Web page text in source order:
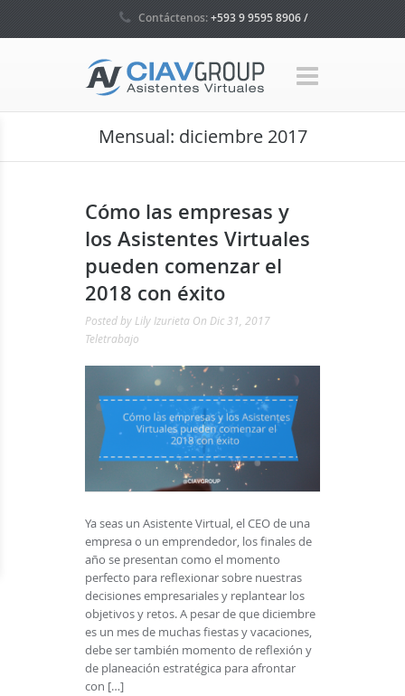
Contáctenos:+593 9 9595 8906 /
Mensual: diciembre 2017
Cómo las empresas y
los Asistentes Virtuales
pueden comenzar el
2018 con éxito
Posted by Lily Izurieta On Dic 31, 2017
Teletrabajo
Ya seas un Asistente Virtual, el CEO de una
empresa o un emprendedor, los finales de
año se presentan como el momento
perfecto para reflexionar sobre nuestras
decisiones empresariales y replantear los
objetivos y retos. A pesar de que diciembre
es un mes de muchas fiestas y vacaciones,
debe ser también momento de reflexión y
de planeación estratégica para afrontar
con […]